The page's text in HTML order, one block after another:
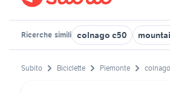
Ricerche simili colnago c50
Subito Biciclette Piemonte colnago